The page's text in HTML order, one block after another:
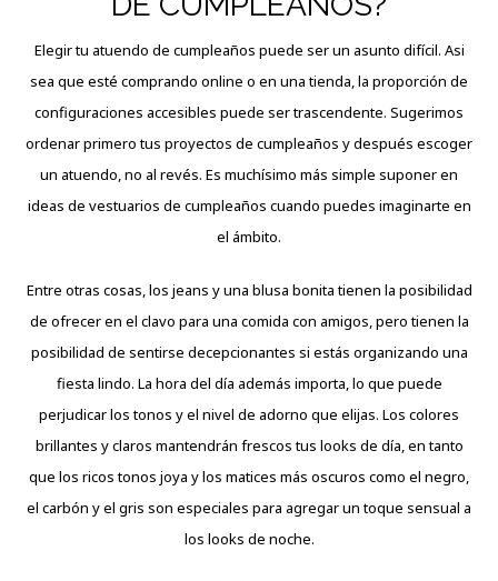
Elegir tu atuendo de cumpleaños puede ser un asunto difícil. Asi
sea que esté comprando online o en una tienda, la proporción de
configuraciones accesibles puede ser trascendente. Sugerimos
ordenar primero tus proyectos de cumpleaños y después escoger
un atuendo, no al revés. Es muchísimo más simple suponer en
ideas de vestuarios de cumpleaños cuando puedes imaginarte en
el ámbito.
Entre otras cosas, los jeans y una blusa bonita tienen la posibilidad
de ofrecer en el clavo para una comida con amigos, pero tienen la
posibilidad de sentirse decepcionantes si estás organizando una
fiesta lindo. La hora del día además importa, lo que puede
perjudicar los tonos y el nivel de adorno que elijas. Los colores
brillantes y claros mantendrán frescos tus looks de día, en tanto
que los ricos tonos joya y los matices más oscuros como el negro,
el carbón y el gris son especiales para agregar un toque sensual a
los looks de noche.